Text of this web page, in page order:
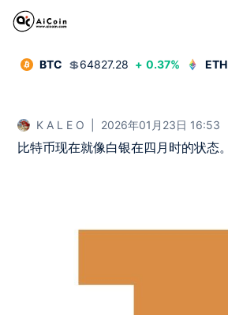
BTC 💲64827.28 + 0.37% ETH
K A L E O 2026年01月23日 16:53
比特币现在就像白银在四月时的状态。